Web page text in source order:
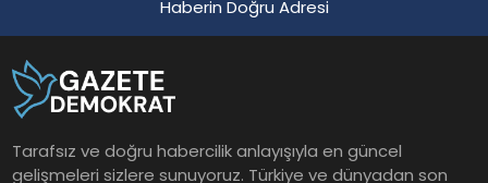
Haberin Doğru Adresi
Tarafsız ve doğru habercilik anlayışıyla en güncel
gelişmeleri sizlere sunuyoruz. Türkiye ve dünyadan son